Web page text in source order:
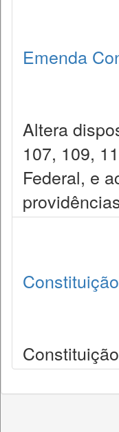
Emenda
Altera
107, 109,
Federal, e